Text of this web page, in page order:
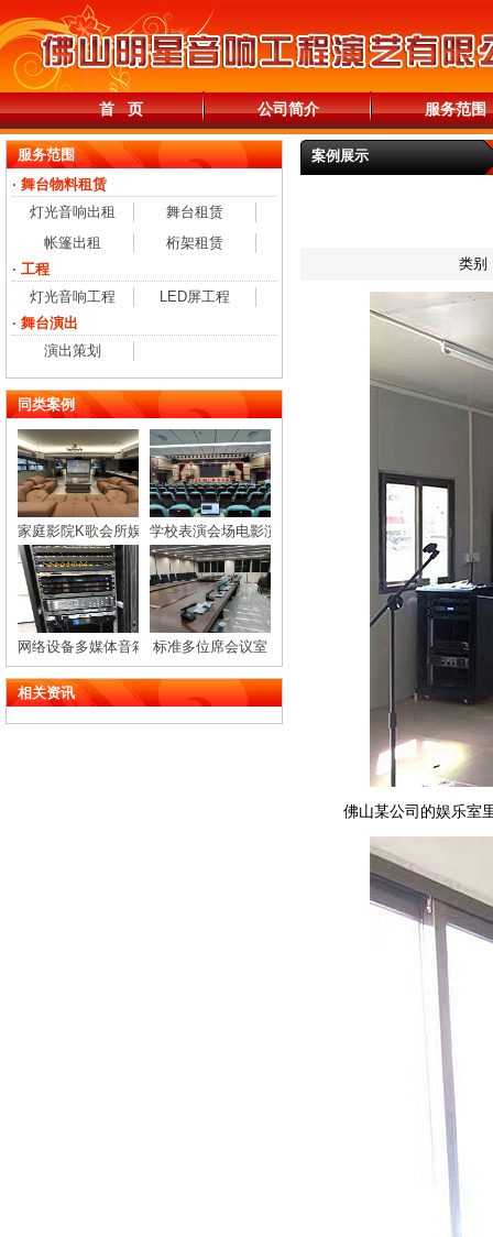
首 页 公司简介 服务范围
案例展示
类
佛山某公司的娱乐室里
服务范围
· 舞台物料租赁
灯光音响出租
舞台租赁
帐篷出租
桁架租赁
· 工程
灯光音响工程
LED屏工程
· 舞台演出
演出策划
同类案例
家庭影院K歌会所娱乐会客厅音响设备学校表演会场电影演播厅音响设备安装
网络设备多媒体音箱功放机架柜
标准多位席会议室
相关资讯